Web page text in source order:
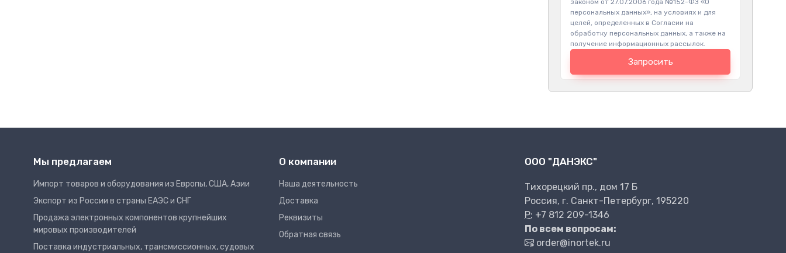
законом от 27.07.2006 года №152-ФЗ «О
персональных данных», на условиях и для
целей, определенных в Согласии на
обработку персональных данных, а также на
получение информационных рассылок.
Запросить
Мы предлагаем
Импорт товаров и оборудования из Европы, США, Азии
Экспорт из России в страны ЕАЭС и СНГ
Продажа электронных компонентов крупнейших
мировых производителей
Поставка индустриальных, трансмиссионных, судовых
О компании
Наша деятельность
Доставка
Реквизиты
Обратная связь
ООО "ДАНЭКС"
Тихорецкий пр., дом 17 Б
Россия, г. Санкт-Петербург, 195220
P: +7 812 209-1346
По всем вопросам:
order@inortek.ru